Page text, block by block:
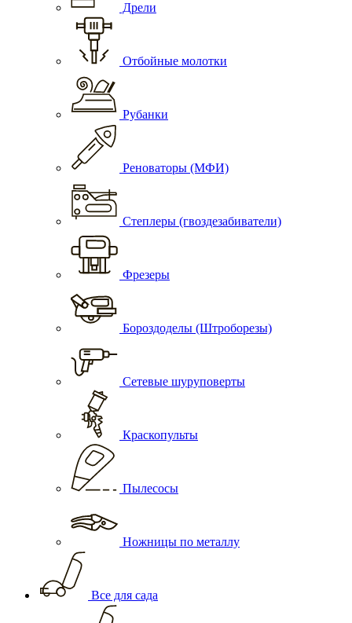
Дрели
Отбойные молотки
Рубанки
Реноваторы (МФИ)
Степлеры (гвоздезабиватели)
Фрезеры
Бороздоделы (Штроборезы)
Сетевые шуруповерты
Краскопульты
Пылесосы
Ножницы по металлу
Все для сада